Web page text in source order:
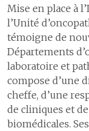
Mise en place à
l’Unité
témoigne de
Départements
laboratoire et
compose d’une
cheffe, d’une
de cliniques et
biomédicales.